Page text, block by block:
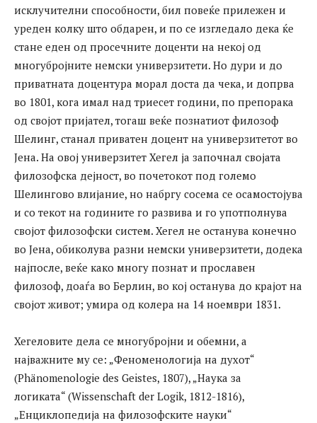
исклучителни способности, бил повеќе прилежен и
уреден колку што обдарен, и по се изгледало дека ќе
стане еден од просечните доценти на некој од
многубројните немски универзитети. Но дури и до
приватната доцентура морал доста да чека, и допрва
во 1801, кога имал над триесет години, по препорака
од својот пријател, тогаш веќе познатиот филозоф
Шелинг, станал приватен доцент на универзитетот во
Јена. На овој универзитет Хегел ја започнал својата
филозофска дејност, во почетокот под големо
Шелингово влијание, но набргу сосема се осамостојува
и со текот на годините го развива и го употполнува
својот филозофски систем. Хегел не останува конечно
во Јена, обиколува разни немски универзитети, додека
најпосле, веќе како многу познат и прославен
филозоф, доаѓа во Берлин, во кој останува до крајот на
својот живот; умира од колера на 14 ноември 1831.
Хегеловите дела се многубројни и обемни, а
најважните му се: „Феноменологија на духот“
(Phänomenologie des Geistes, 1807), „Наука за
логиката“ (Wissenschaft der Logik, 1812-1816),
„Енциклопедија на филозофските науки“